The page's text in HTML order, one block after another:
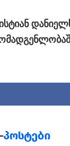
პოსტები